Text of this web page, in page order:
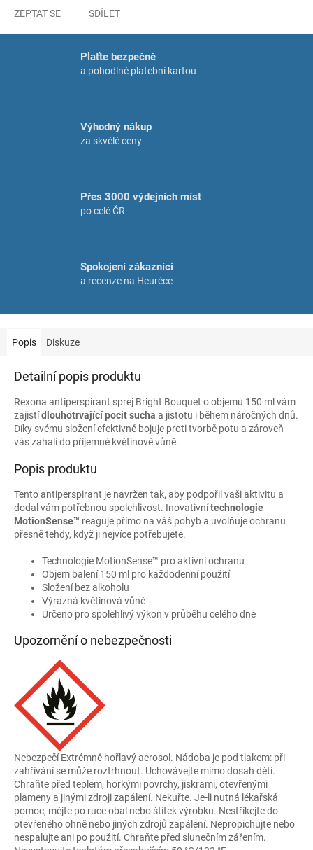
ZEPTAT SE SDÍLET
Plaťte bezpečně
a pohodlně platební kartou
Výhodný nákup
za skvělé ceny
Přes 3000 výdejních míst
po celé ČR
Spokojení zákazníci
a recenze na Heuréce
Popis Diskuze
Detailní popis produktu
Rexona antiperspirant sprej Bright Bouquet o objemu 150 ml vám
zajistídlouhotrvající pocit sucha a jistotu i během náročných dnů.
Díky svému složení efektivně bojuje proti tvorbě potu a zároveň
vás zahalí do příjemné květinové vůně.
Popis produktu
Tento antiperspirant je navržen tak, aby podpořil vaši aktivitu a
dodal vám potřebnou spolehlivost. Inovativnítechnologie
MotionSense™ reaguje přímo na váš pohyb a uvolňuje ochranu
přesně tehdy, když ji nejvíce potřebujete.
Technologie MotionSense™ pro aktivní ochranu
Objem balení 150 ml pro každodenní použití
Složení bez alkoholu
Výrazná květinová vůně
Určeno pro spolehlivý výkon v průběhu celého dne
Upozornění o nebezpečnosti
Nebezpečí Extrémně hořlavý aerosol. Nádoba je pod tlakem: při
zahřívání se může roztrhnout. Uchovávejte mimo dosah dětí.
Chraňte před teplem, horkými povrchy, jiskrami, otevřenými
plameny a jinými zdroji zapálení. Nekuřte. Je-li nutná lékařská
pomoc, mějte po ruce obal nebo štítek výrobku. Nestříkejte do
otevřeného ohně nebo jiných zdrojů zapálení. Nepropichujte nebo
nespalujte ani po použití. Chraňte před slunečním zářením.